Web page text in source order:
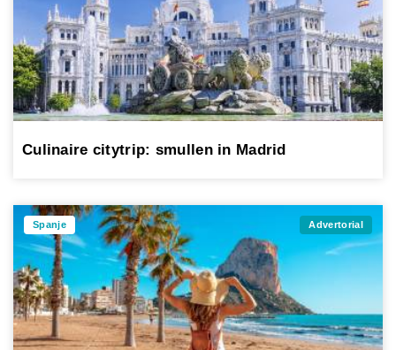
Culinaire citytrip: smullen in Madrid
Spanje Advertorial